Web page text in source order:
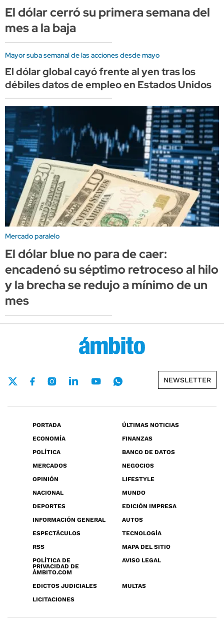
El dólar cerró su primera semana del
mes a la baja
Mayor suba semanal de las acciones desde mayo
El dólar global cayó frente al yen tras los
débiles datos de empleo en Estados Unidos
Mercado paralelo
El dólar blue no para de caer:
encadenó su séptimo retroceso al hilo
y la brecha se redujo a mínimo de un
mes
NEWSLETTER
PORTADA
ÚLTIMAS NOTICIAS
ECONOMÍA
FINANZAS
POLÍTICA
BANCO DE DATOS
MERCADOS
NEGOCIOS
OPINIÓN
LIFESTYLE
NACIONAL
MUNDO
DEPORTES
EDICIÓN IMPRESA
INFORMACIÓN GENERAL
AUTOS
ESPECTÁCULOS
TECNOLOGÍA
RSS
MAPA DEL SITIO
POLÍTICA DE
PRIVACIDAD DE
ÁMBITO.COM
AVISO LEGAL
EDICTOS JUDICIALES
MULTAS
LICITACIONES